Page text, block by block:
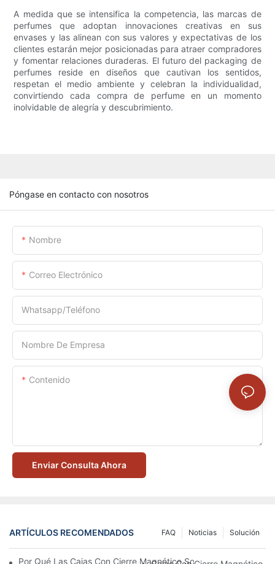
A medida que se intensifica la competencia, las marcas de
perfumes que adoptan innovaciones creativas en sus
envases y las alinean con sus valores y expectativas de los
clientes estarán mejor posicionadas para atraer compradores
y fomentar relaciones duraderas. El futuro del packaging de
perfumes reside en diseños que cautivan los sentidos,
respetan el medio ambiente y celebran la individualidad,
convirtiendo cada compra de perfume en un momento
inolvidable de alegría y descubrimiento.
Póngase en contacto con nosotros
Nombre
Correo Electrónico
Whatsapp/Teléfono
Nombre De Empresa
Contenido
Enviar Consulta Ahora
ARTÍCULOS RECOMENDADOS Solución
Noticias
FAQ
Por Qué Las Cajas Con Cierre Magnético Son La Mejor Opción